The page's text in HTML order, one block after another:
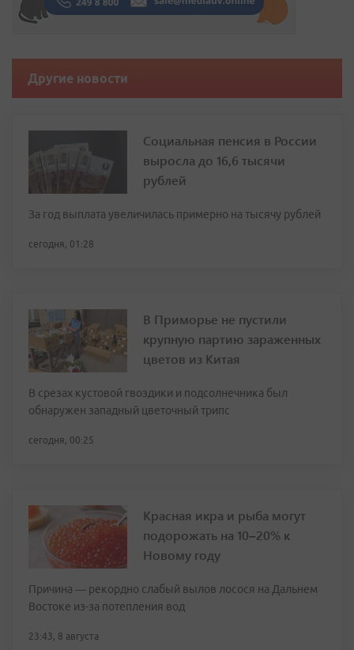
Другие новости
Социальная пенсия в России
выросла до 16,6 тысячи
рублей
За год выплата увеличилась примерно на тысячу рублей
сегодня, 01:28
В Приморье не пустили
крупную партию зараженных
цветов из Китая
В срезах кустовой гвоздики и подсолнечника был
обнаружен западный цветочный трипс
сегодня, 00:25
Красная икра и рыба могут
подорожать на 10–20% к
Новому году
Причина — рекордно слабый вылов лосося на Дальнем
Востоке из-за потепления вод
23:43, 8 августа